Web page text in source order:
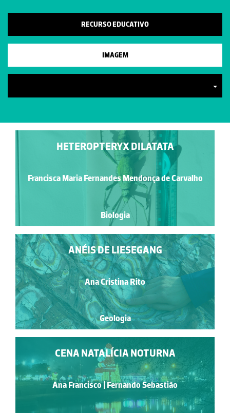
RECURSO EDUCATIVO
IMAGEM
CENA NATALÍCIA NOTURNA
Ana Francisco | Fernando Sebastião
HETEROPTERYX DILATATA
Francisca Maria Fernandes Mendonça de Carvalho
Biologia
ANÉIS DE LIESEGANG
Ana Cristina Rito
Geologia